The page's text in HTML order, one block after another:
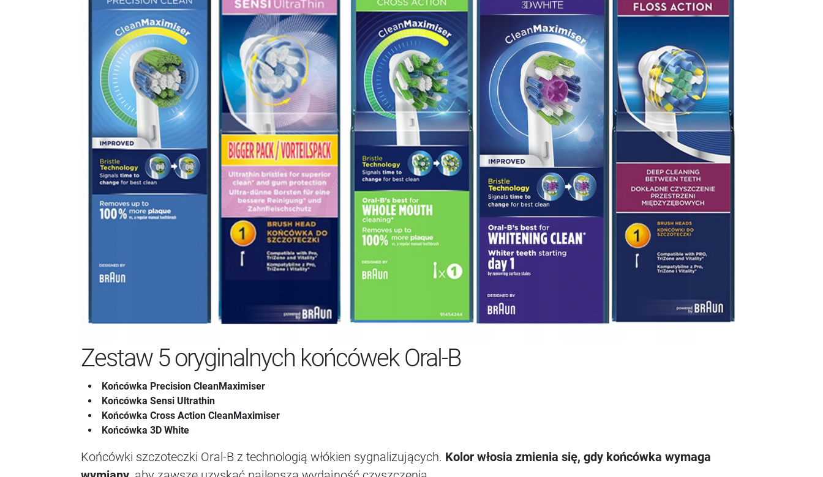
Zestaw 5 oryginalnych końcówek Oral-B
Końcówka Precision CleanMaximiser
Końcówka Sensi Ultrathin
Końcówka Cross Action CleanMaximiser
Końcówka 3D White
Końcówki szczoteczki Oral-B z technologią włókien sygnalizujących. Kolor włosia zmienia się, gdy końcówka wymaga